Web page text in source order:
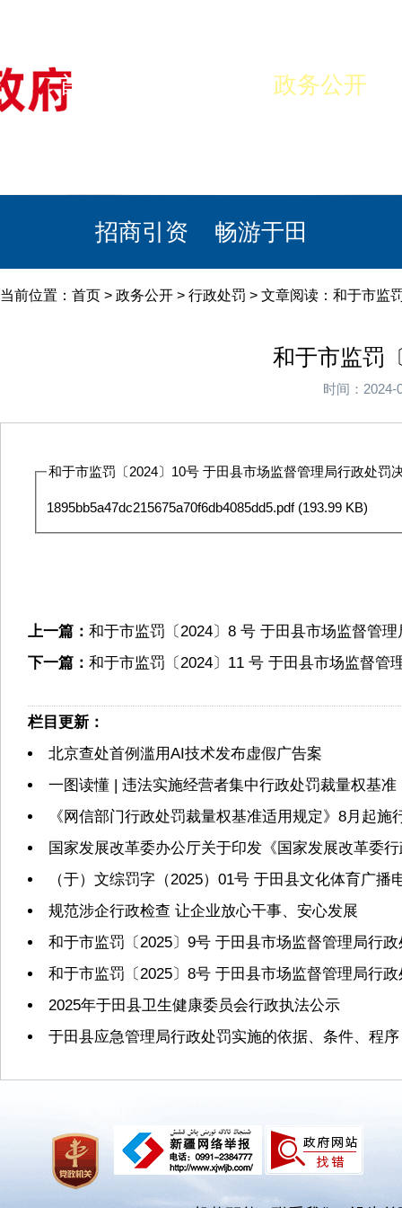
首页 政务公开
招商引资 畅游于田
当前位置： 首页 > 政务公开 > 行政处罚 > 文章阅读：和于市监
和于市监罚
时间：
和于市监罚〔2024〕10号 于田县市场监督管理局行政处罚
1895bb5a47dc215675a70f6db4085dd5.pdf(193.99 KB)
上一篇： 和于市监罚〔2024〕8 号 于田县市场监督管
下一篇： 和于市监罚〔2024〕11 号 于田县市场监督管
栏目更新：
北京查处首例滥用AI技术发布虚假广告案
一图读懂 | 违法实施经营者集中行政处罚裁量权基准
《网信部门行政处罚裁量权基准适用规定》8月起施
国家发展改革委办公厅关于印发《国家发展改革委
（于）文综罚字（2025）01号 于田县文化体育广
规范涉企行政检查 让企业放心干事、安心发展
和于市监罚〔2025〕9号 于田县市场监督管理局行
和于市监罚〔2025〕8号 于田县市场监督管理局行
2025年于田县卫生健康委员会行政执法公示
于田县应急管理局行政处罚实施的依据、条件、程序